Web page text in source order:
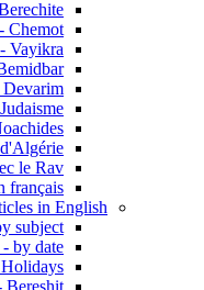
Chemot
Vayikra
Devarim
le Rav
français
in English
subject
by date
Bereshit